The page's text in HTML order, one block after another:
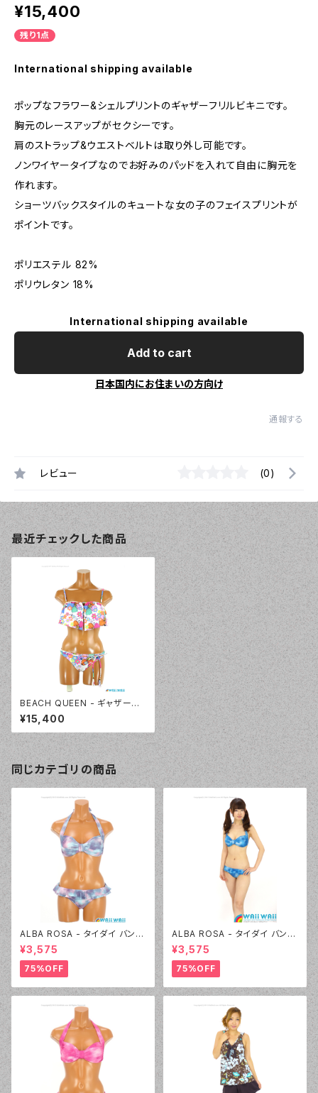
¥15,400
残り1点
International shipping available
ポップなフラワー&シェルプリントのギャザーフリルビキニです。
胸元のレースアップがセクシーです。
肩のストラップ&ウエストベルトは取り外し可能です。
ノンワイヤータイプなのでお好みのパッドを入れて自由に胸元を
作れます。
ショーツバックスタイルのキュートな女の子のフェイスプリントが
ポイントです。
ポリエステル 82%
ポリウレタン 18%
International shipping available
Add to cart
日本国内にお住まいの方向け
通報する
レビュー (0)
最近チェックした商品
BEACH QUEEN - ギャザーフ
リルビキニ（333050 - 57:マル
チ）
¥15,400
同じカテゴリの商品
ALBA ROSA - タイダイ バンド
ゥ（14407 - 12:ピンク）
¥3,575
75%OFF
ALBA ROSA - タイダイ バンド
ゥ（14407 - 70:ブルー）
¥3,575
75%OFF